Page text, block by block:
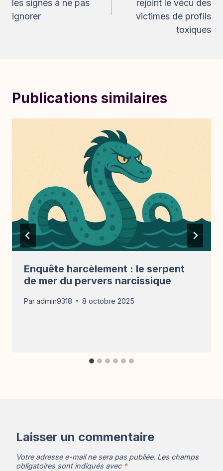
les signes à ne pas
ignorer
rejoint le vécu des
victimes de profils
toxiques
Publications similaires
Enquête harcèlement : le serpent
de mer du pervers narcissique
Paradmin9318 8 octobre 2025
Laisser un commentaire
Votre adresse e-mail ne sera pas publiée. Les champs
obligatoires sont indiqués avec *